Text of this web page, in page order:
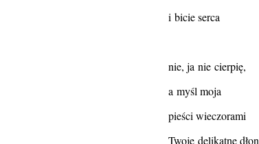
i bicie serca
nie, ja nie cierpię,
a myśl moja
pieści wieczorami
Twoje delikatne